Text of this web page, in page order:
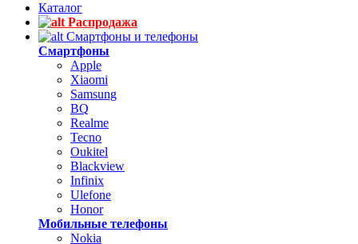
Каталог
Распродажа
Смартфоны и телефоны
Смартфоны
Apple
Xiaomi
Samsung
BQ
Realme
Tecno
Oukitel
Blackview
Infinix
Ulefone
Honor
Мобильные телефоны
Nokia